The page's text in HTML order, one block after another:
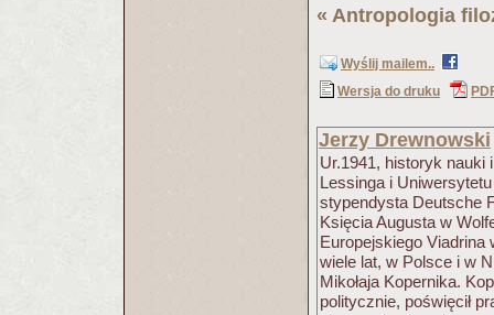
« Antropologia
Wyślij mailem..
Wersja do druku
Jerzy Drewnowski
Ur.1941, historyk nauki
Lessinga i
stypendysta Deutsche
Księcia Augusta w
Europejskiego Viadrina
wiele lat, w Polsce i w
Mikołaja Kopernika.
politycznie, poświęcił